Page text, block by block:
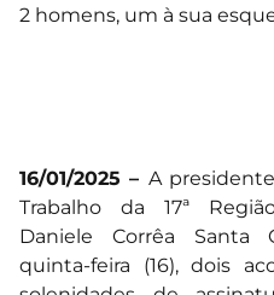
2 homens, um à sua
16/01/2025 – A
Trabalho da 17ª
Daniele Corrêa Santa
quinta-feira (16), dois